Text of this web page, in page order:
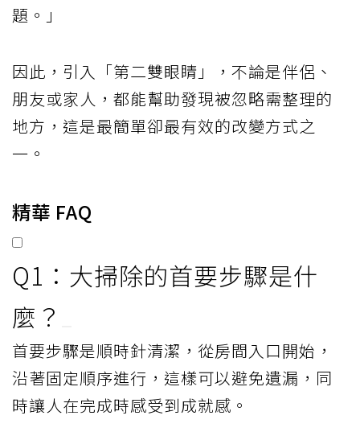
題。」
因此，引入「第二雙眼睛」，不論是伴侶、
朋友或家人，都能幫助發現被忽略需整理的
地方，這是最簡單卻最有效的改變方式之
一。
精華 FAQ
Q1：大掃除的首要步驟是什
麼？
首要步驟是順時針清潔，從房間入口開始，
沿著固定順序進行，這樣可以避免遺漏，同
時讓人在完成時感受到成就感。